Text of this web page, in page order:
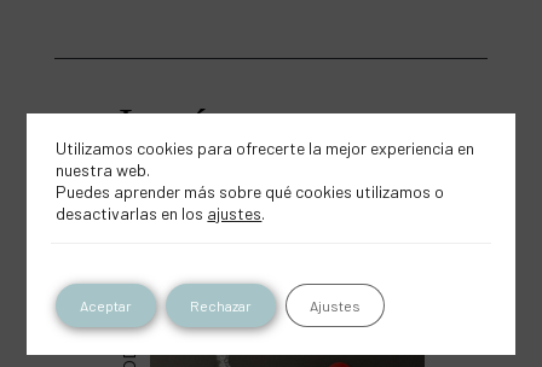
Inspírate con este
producto
PRODUCTOS
Utilizamos cookies para ofrecerte la mejor experiencia en
nuestra web.
Puedes aprender más sobre qué cookies utilizamos o
desactivarlas en los ajustes.
Aceptar Rechazar Ajustes